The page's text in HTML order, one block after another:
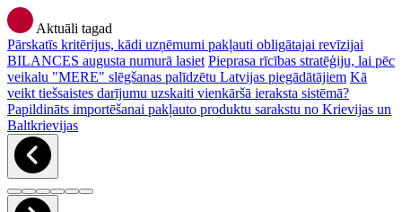
Aktuāli tagad
Pārskatīs kritērijus, kādi uzņēmumi pakļauti obligātajai revīzijai
BILANCES augusta numurā lasiet Pieprasa rīcības stratēģiju, lai pēc
veikalu "MERE" slēgšanas palīdzētu Latvijas piegādātājiem Kā
veikt tiešsaistes darījumu uzskaiti vienkāršā ieraksta sistēmā?
Papildināts importēšanai pakļauto produktu sarakstu no Krievijas un
Baltkrievijas